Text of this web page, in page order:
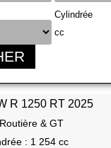
Cylindrée
cc
R 1250 RT 2025
Routière & GT
: 1 254 cc